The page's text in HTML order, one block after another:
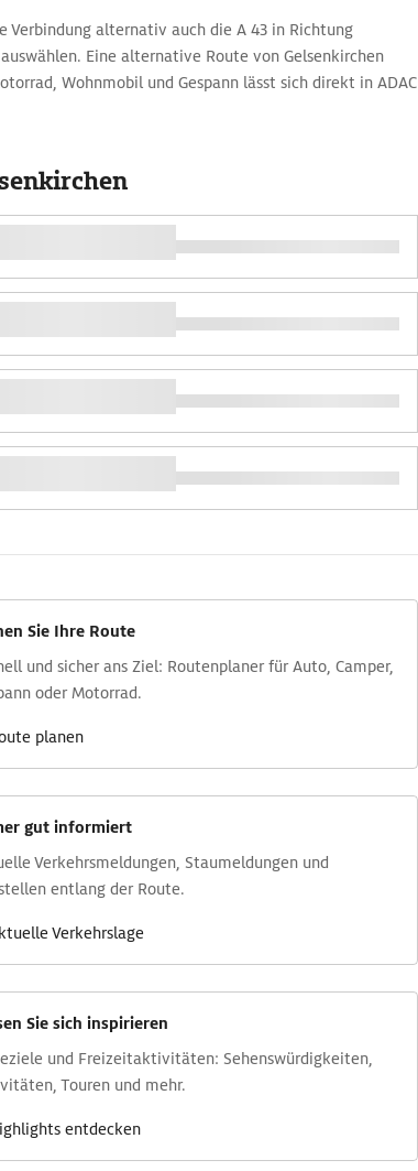
Verbindung alternativ auch die A 43 in Richtung
Eine alternative Route von Gelsenkirchen
Wohnmobil und Gespann lässt sich direkt in ADAC
Sie Ihre Route
und sicher ans Ziel: Routen­planer für Auto, Camper,
oder Motorrad.
planen
gut informiert
Verkehrs­meldungen, Stau­meldungen und
entlang der Route.
Verkehrs­lage
Sie sich inspirieren
und Freizeit­aktivitäten: Sehens­würdig­keiten,
Touren und mehr.
entdecken